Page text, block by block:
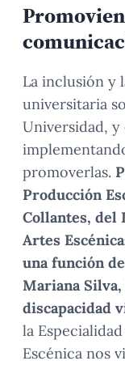
La inclusión y
universitaria
Universidad, y
promoverlas.
Producción
Collantes, del
Artes
una función
Mariana
discapacidad
la
Escénica nos